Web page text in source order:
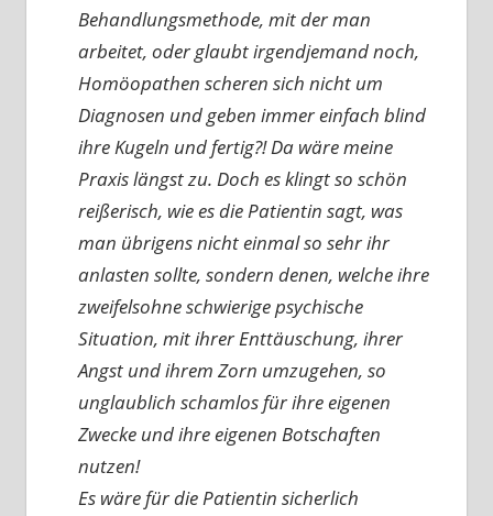
Behandlungsmethode, mit der man
arbeitet, oder glaubt irgendjemand noch,
Homöopathen scheren sich nicht um
Diagnosen und geben immer einfach blind
ihre Kugeln und fertig?! Da wäre meine
Praxis längst zu. Doch es klingt so schön
reißerisch, wie es die Patientin sagt, was
man übrigens nicht einmal so sehr ihr
anlasten sollte, sondern denen, welche ihre
zweifelsohne schwierige psychische
Situation, mit ihrer Enttäuschung, ihrer
Angst und ihrem Zorn umzugehen, so
unglaublich schamlos für ihre eigenen
Zwecke und ihre eigenen Botschaften
nutzen!
Es wäre für die Patientin sicherlich